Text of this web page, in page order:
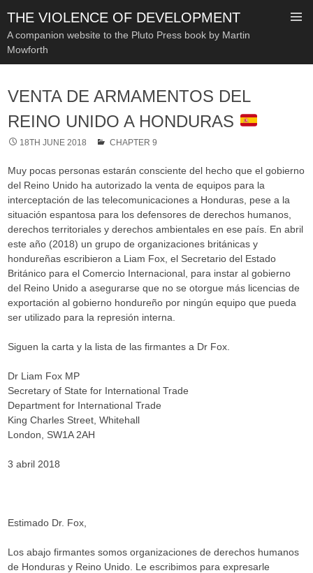
THE VIOLENCE OF DEVELOPMENT
A companion website to the Pluto Press book by Martin
Mowforth
CONTENT
VENTA DE ARMAMENTOS DEL
REINO UNIDO A HONDURAS
18TH JUNE 2018 CHAPTER 9
Muy pocas personas estarán consciente del hecho que el gobierno
del Reino Unido ha autorizado la venta de equipos para la
interceptación de las telecomunicaciones a Honduras, pese a la
situación espantosa para los defensores de derechos humanos,
derechos territoriales y derechos ambientales en ese país. En abril
este año (2018) un grupo de organizaciones británicas y
hondureñas escribieron a Liam Fox, el Secretario del Estado
Británico para el Comercio Internacional, para instar al gobierno
del Reino Unido a asegurarse que no se otorgue más licencias de
exportación al gobierno hondureño por ningún equipo que pueda
ser utilizado para la represión interna.
Siguen la carta y la lista de las firmantes a Dr Fox.
Dr Liam Fox MP
Secretary of State for International Trade
Department for International Trade
King Charles Street, Whitehall
London, SW1A 2AH
3 abril 2018
Estimado Dr. Fox,
Los abajo firmantes somos organizaciones de derechos humanos
de Honduras y Reino Unido. Le escribimos para expresarle